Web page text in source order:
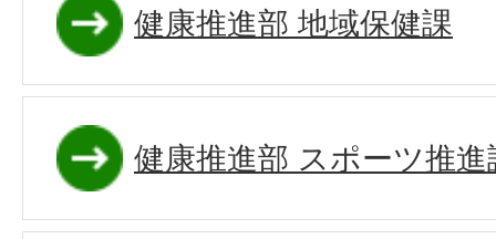
健康推進部 地域保健課
健康推進部 スポーツ推進